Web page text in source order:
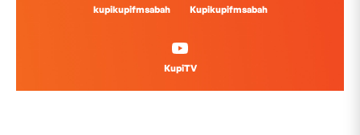
kupikupifmsabah Kupikupifmsabah
KupiTV